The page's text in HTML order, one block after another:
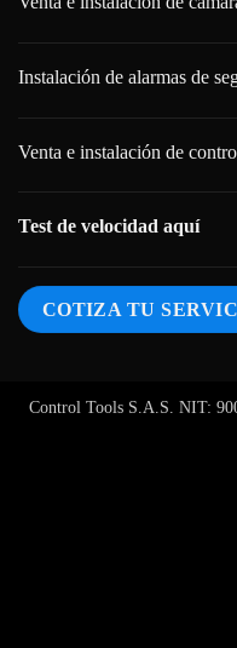
Instalación de alarmas de
Venta e instalación de
Test de velocidad aquí
COTIZA TU
Control Tools S.A.S. NIT: